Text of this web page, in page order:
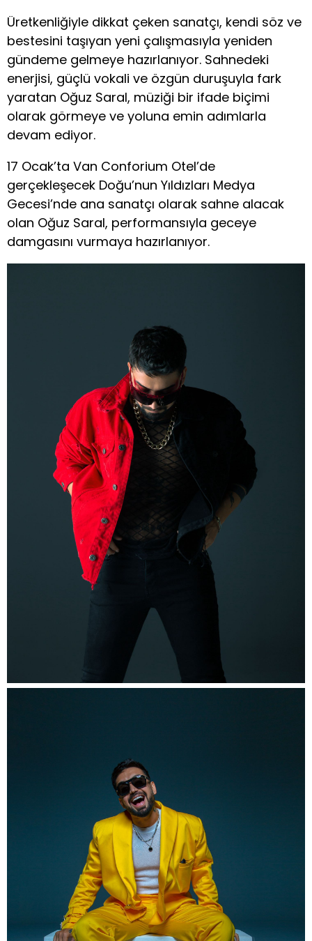
Üretkenliğiyle dikkat çeken sanatçı, kendi söz ve
bestesini taşıyan yeni çalışmasıyla yeniden
gündeme gelmeye hazırlanıyor. Sahnedeki
enerjisi, güçlü vokali ve özgün duruşuyla fark
yaratan Oğuz Saral, müziği bir ifade biçimi
olarak görmeye ve yoluna emin adımlarla
devam ediyor.
17 Ocak’ta Van Conforium Otel’de
gerçekleşecek Doğu’nun Yıldızları Medya
Gecesi’nde ana sanatçı olarak sahne alacak
olan Oğuz Saral, performansıyla geceye
damgasını vurmaya hazırlanıyor.